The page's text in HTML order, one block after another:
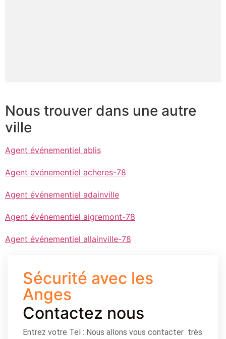
Nous trouver dans une autre
ville
Agent événementiel ablis
Agent événementiel acheres-78
Agent événementiel adainville
Agent événementiel aigremont-78
Agent événementiel allainville-78
Sécurité avec les
Anges
Contactez nous
Entrez votre Tel : Nous allons vous contacter très